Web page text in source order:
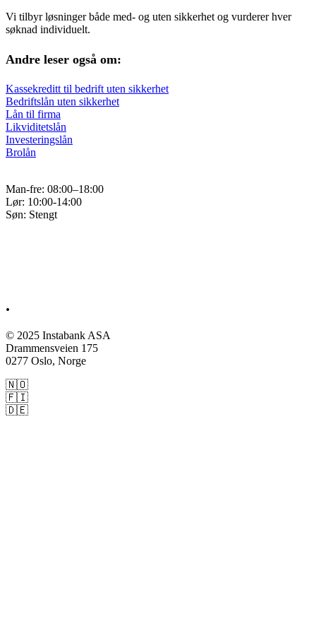
Vi tilbyr løsninger både med- og uten sikkerhet og vurderer hver
søknad individuelt.
Andre leser også om:
Kassekreditt til bedrift uten sikkerhet
Bedriftslån uten sikkerhet
Lån til firma
Likviditetslån
Investeringslån
Brolån
Man-fre: 08:00–18:00
Lør: 10:00-14:00
Søn: Stengt
.
© 2025 Instabank ASA
Drammensveien 175
0277 Oslo, Norge
🇳🇴
🇫🇮
🇩🇪